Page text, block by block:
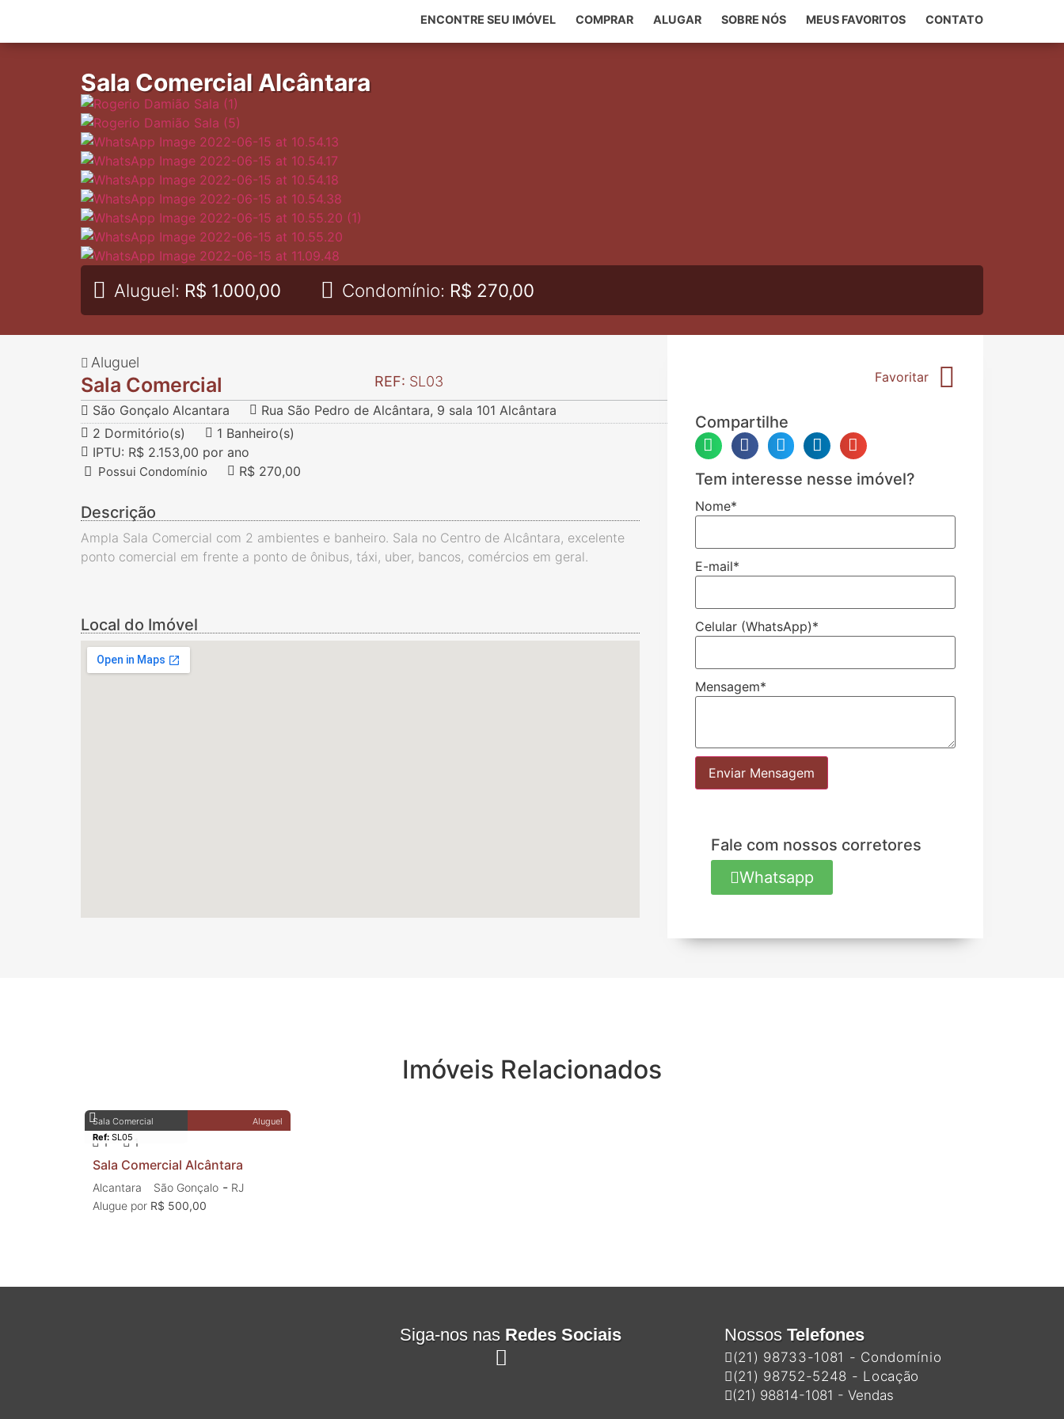
ENCONTRE SEU IMÓVEL COMPRAR ALUGAR SOBRE NÓS MEUS FAVORITOS CONTATO
Sala Comercial Alcântara
Aluguel: R$ 1.000,00 Condomínio: R$ 270,00
Aluguel
Sala Comercial REF: SL03
São Gonçalo Alcantara
Rua São Pedro de Alcântara, 9 sala 101 Alcântara
2 Dormitório(s)
1 Banheiro(s)
IPTU: R$ 2.153,00 por ano
Possui Condomínio R$ 270,00
Descrição
Ampla Sala Comercial com 2 ambientes e banheiro. Sala no Centro de Alcântara, excelente
ponto comercial em frente a ponto de ônibus, táxi, uber, bancos, comércios em geral.
Local do Imóvel
Favoritar
Compartilhe
Tem interesse nesse imóvel?
Nome*
E-mail*
Celular (WhatsApp)*
Mensagem*
Enviar Mensagem
Fale com nossos corretores
Whatsapp
Imóveis Relacionados
Aluguel
Sala Comercial
Ref: SL05
1 1
Sala Comercial Alcântara
Alcantara São Gonçalo - RJ
Alugue por R$ 500,00
Siga-nos nas Redes Sociais Nossos Telefones
(21) 98733-1081 - Condomínio
(21) 98752-5248 - Locação
(21) 98814-1081 - Vendas